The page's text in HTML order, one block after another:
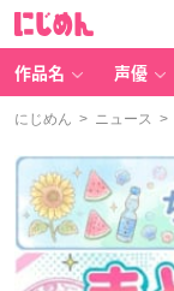
作品名 声優
にじめん > ニュース >